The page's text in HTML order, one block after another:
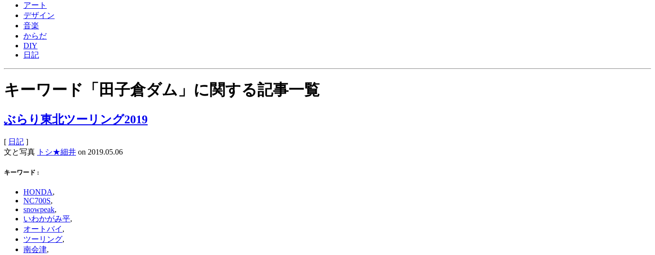
アート
デザイン
音楽
からだ
DIY
日記
キーワード「田子倉ダム」に関する記事一覧
ぶらり東北ツーリング2019
[ 日記 ]
文と写真 トシ★細井 on 2019.05.06
キーワード :
HONDA,
NC700S,
snowpeak,
いわかがみ平,
オートバイ ,
ツーリング,
南会津,